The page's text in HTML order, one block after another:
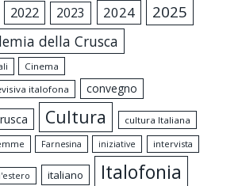
2022 2023 2024 2025
della Crusca
Cinema
italofona
convegno
Cultura
cultura Italiana
Farnesina iniziative intervista
italiano Italofonia